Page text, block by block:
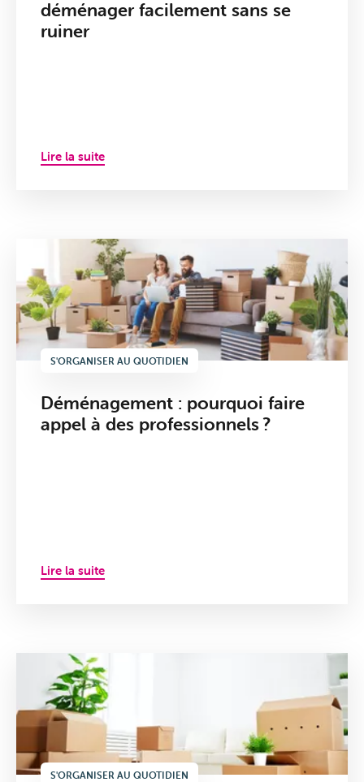
déménager facilement sans se
ruiner
Lire la suite
S'ORGANISER AU QUOTIDIEN
Déménagement : pourquoi faire
appel à des professionnels ?
Lire la suite
S'ORGANISER AU QUOTIDIEN